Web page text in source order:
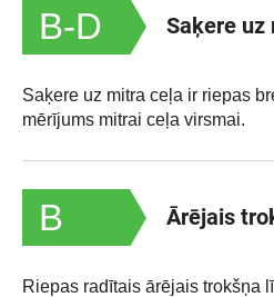
B-D Saķere uz
Saķere uz mitra ceļa ir riepas
mērījums mitrai ceļa virsmai.
B Ārējais
Riepas radītais ārējais trokšņa